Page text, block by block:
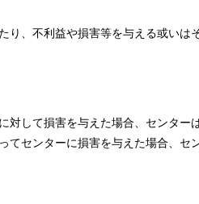
り、不利益や損害等を与える或いは
して損害を与えた場合、センター
センターに損害を与えた場合、セ